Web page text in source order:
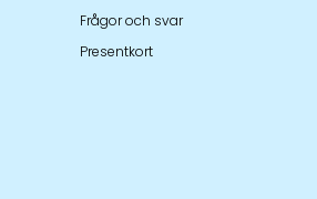
Frågor och svar
Presentkort